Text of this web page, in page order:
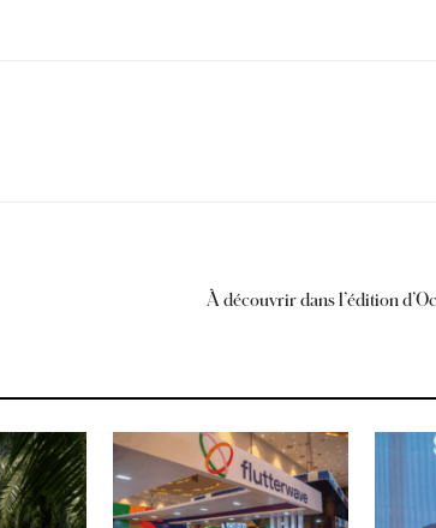
À découvrir dans l’édition